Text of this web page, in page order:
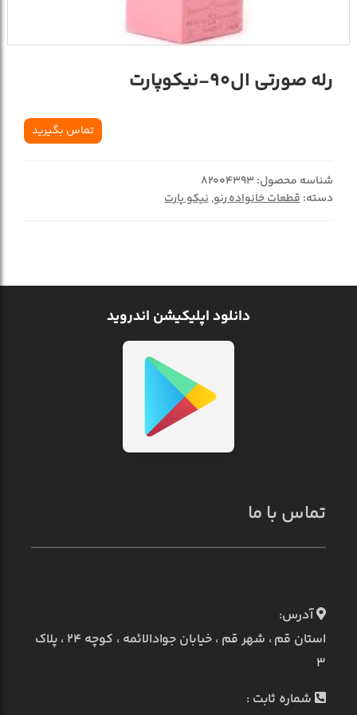
رله صورتی ال90-نیکوپارت
تماس بگیرید
شناسه محصول:82004393
دسته:قطعات خانواده رنو,نیکو پارت
دانلود اپلیکیشن اندروید
تماس با ما
آدرس:
استان قم ، شهر قم ، خیابان جوادالائمه ، کوچه ۲۴ ، پلاک
۳
شماره ثابت :